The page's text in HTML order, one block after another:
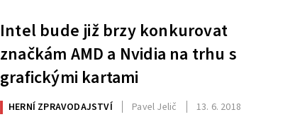
Intel bude již brzy konkurovat
značkám AMD a Nvidia na trhu s
grafickými kartami
HERNÍ ZPRAVODAJSTVÍ Pavel Jelič 13. 6. 2018